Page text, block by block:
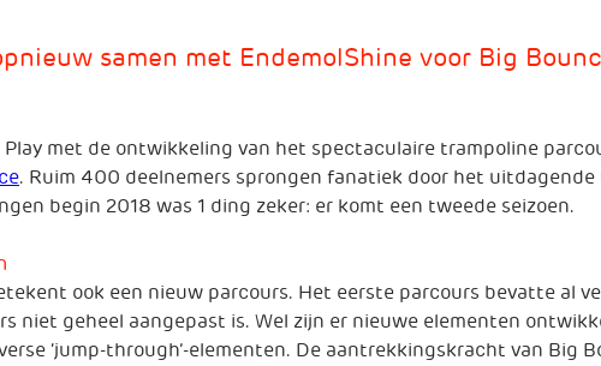
samen met EndemolShine voor Big
met de ontwikkeling van het spectaculaire trampoline
. Ruim 400 deelnemers sprongen fanatiek door het
begin 2018 was 1 ding zeker: er komt een tweede seizoen.
ook een nieuw parcours. Het eerste parcours bevatte al
niet geheel aangepast is. Wel zijn er nieuwe elementen
‘jump-through’-elementen. De aantrekkingskracht van Big